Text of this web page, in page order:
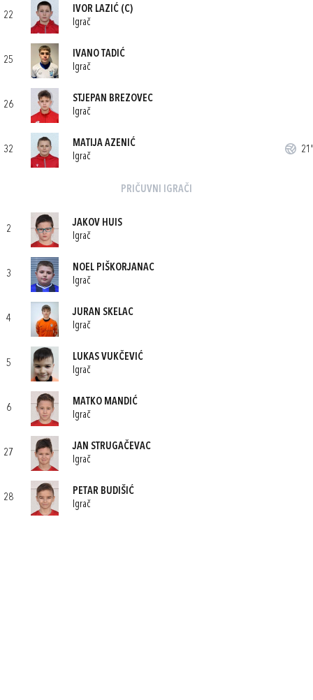
22
IVOR LAZIĆ (C)
Igrač
25
IVANO TADIĆ
Igrač
26
STJEPAN BREZOVEC
Igrač
32
MATIJA AZENIĆ
Igrač
21'
PRIČUVNI IGRAČI
2
JAKOV HUIS
Igrač
3
NOEL PIŠKORJANAC
Igrač
4
JURAN SKELAC
Igrač
5
LUKAS VUKČEVIĆ
Igrač
6
MATKO MANDIĆ
Igrač
27
JAN STRUGAČEVAC
Igrač
28
PETAR BUDIŠIĆ
Igrač